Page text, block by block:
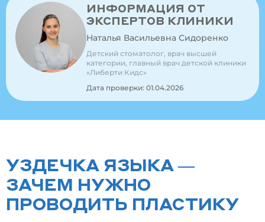
ИНФОРМАЦИЯ ОТ
ЭКСПЕРТОВ КЛИНИКИ
Наталья Васильевна Сидоренко
Детский стоматолог, врач высшей
категории, главный врач детской клиники
«Либерти Кидс»
Дата проверки: 01.04.2026
УЗДЕЧКА ЯЗЫКА —
ЗАЧЕМ НУЖНО
ПРОВОДИТЬ ПЛАСТИКУ